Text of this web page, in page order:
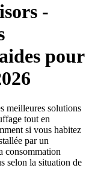
-
pour
meilleures solutions
tout en
si vous habitez
par un
consommation
selon la situation de